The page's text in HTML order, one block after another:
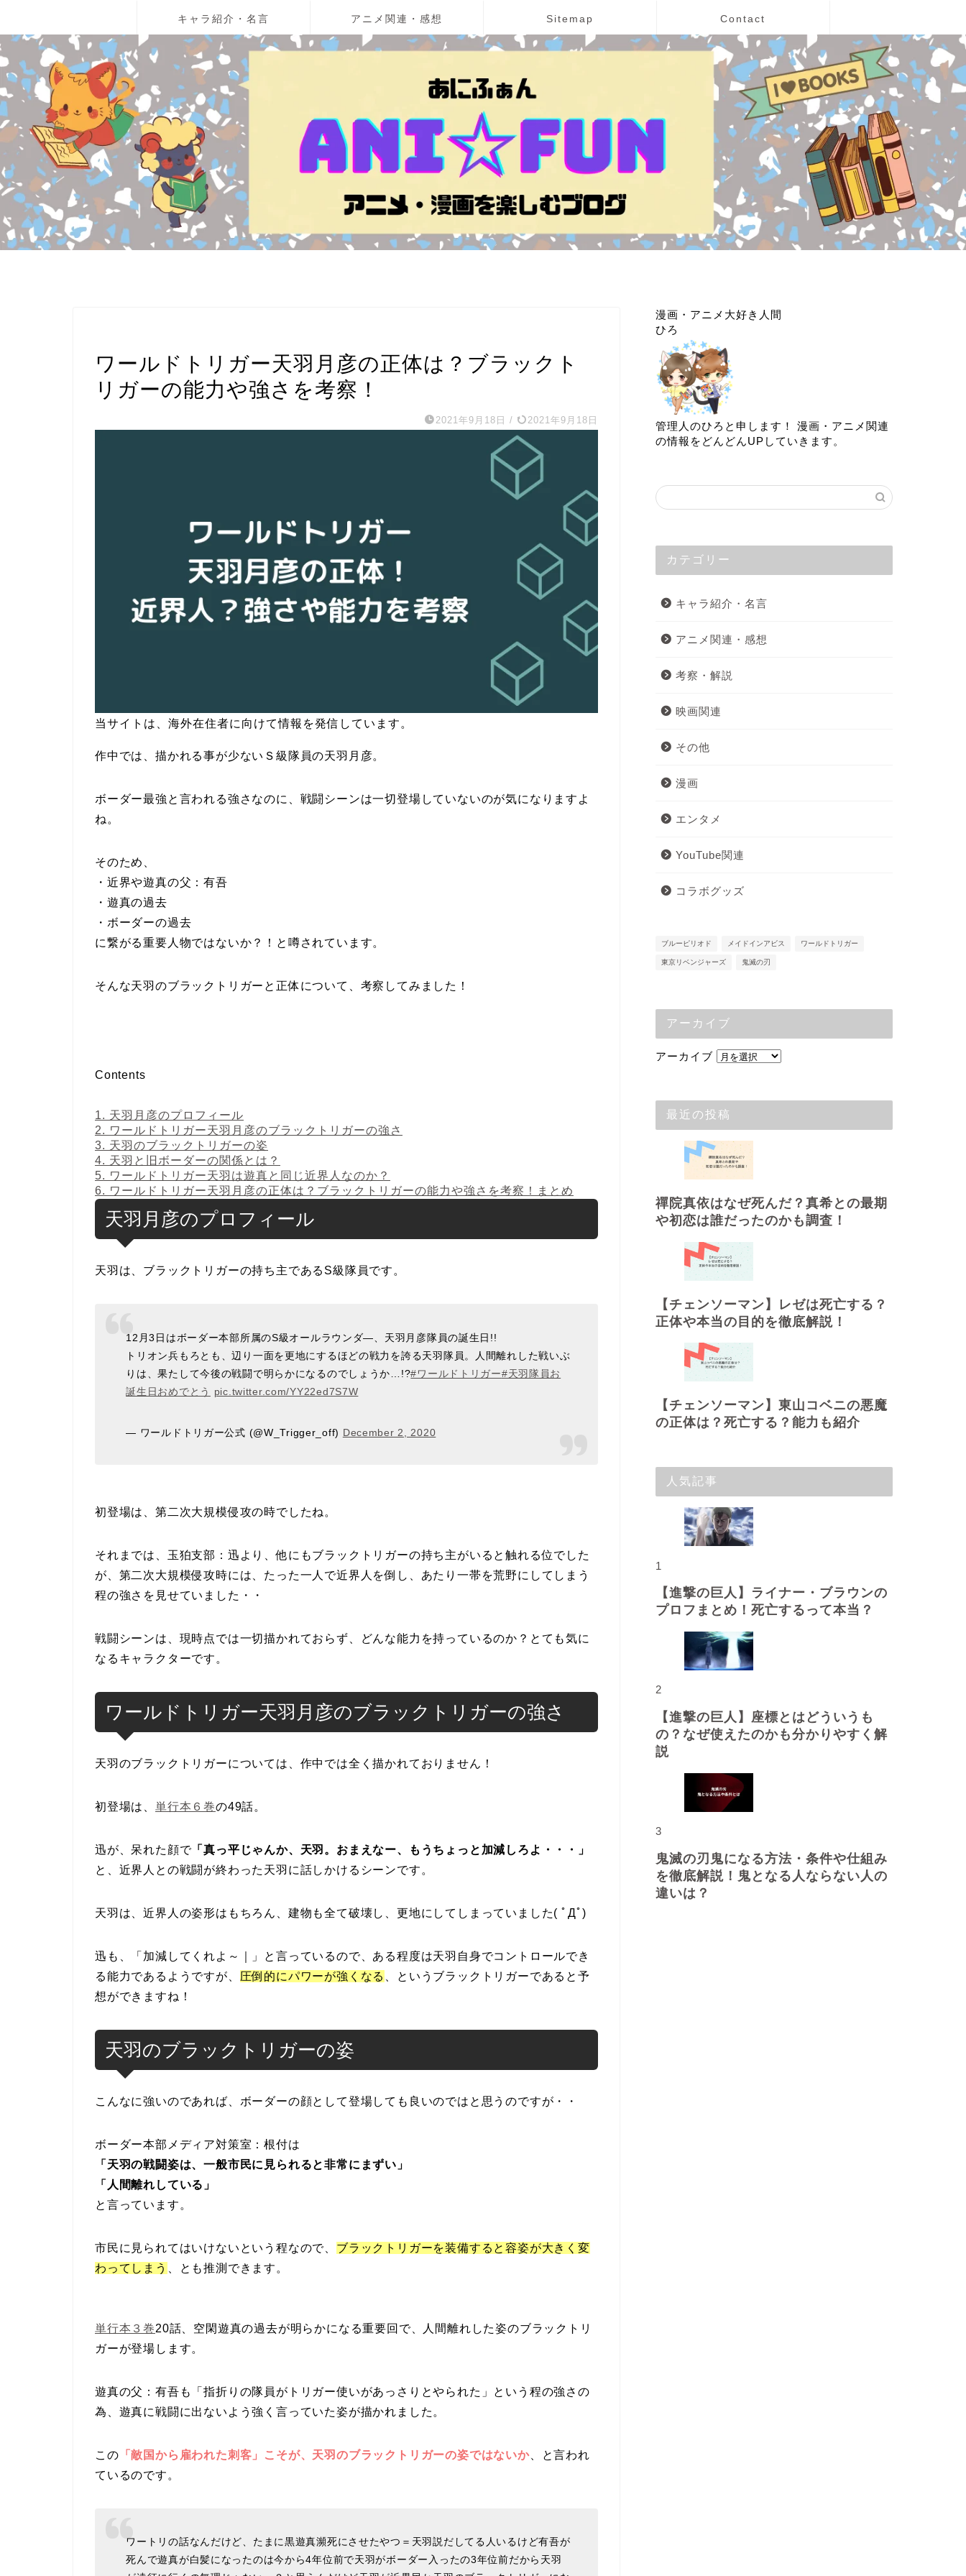
キャラ紹介・名言 アニメ関連・感想 Sitemap Contact
ワールドトリガー天羽月彦の正体は？ブラックト
リガーの能力や強さを考察！
2021年9月18日 / 2021年9月18日
当サイトは、海外在住者に向けて情報を発信しています。
作中では、描かれる事が少ないＳ級隊員の天羽月彦。
ボーダー最強と言われる強さなのに、戦闘シーンは一切登場していないのが気になりますよ
ね。
そのため、
・近界や遊真の父：有吾
・遊真の過去
・ボーダーの過去
に繋がる重要人物ではないか？！と噂されています。
そんな天羽のブラックトリガーと正体について、考察してみました！
Contents
1. 天羽月彦のプロフィール
2. ワールドトリガー天羽月彦のブラックトリガーの強さ
3. 天羽のブラックトリガーの姿
4. 天羽と旧ボーダーの関係とは？
5. ワールドトリガー天羽は遊真と同じ近界人なのか？
6. ワールドトリガー天羽月彦の正体は？ブラックトリガーの能力や強さを考察！まとめ
天羽月彦のプロフィール
天羽は、ブラックトリガーの持ち主であるS級隊員です。
12月3日はボーダー本部所属のS級オールラウンダ―、天羽月彦隊員の誕生日!!
トリオン兵もろとも、辺り一面を更地にするほどの戦力を誇る天羽隊員。人間離れした戦いぶ
りは、果たして今後の戦闘で明らかになるのでしょうか…!?#ワールドトリガー#天羽隊員お
誕生日おめでとう
pic.twitter.com/YY22ed7S7W
— ワールドトリガー公式 (@W_Trigger_off) December 2, 2020
初登場は、第二次大規模侵攻の時でしたね。
それまでは、玉狛支部：迅より、他にもブラックトリガーの持ち主がいると触れる位でした
が、第二次大規模侵攻時には、たった一人で近界人を倒し、あたり一帯を荒野にしてしまう
程の強さを見せていました・・
戦闘シーンは、現時点では一切描かれておらず、どんな能力を持っているのか？とても気に
なるキャラクターです。
ワールドトリガー天羽月彦のブラックトリガーの強さ
天羽のブラックトリガーについては、作中では全く描かれておりません！
初登場は、 単行本６巻の49話。
迅が、呆れた顔で「真っ平じゃんか、天羽。おまえなー、もうちょっと加減しろよ・・・」
と、近界人との戦闘が終わった天羽に話しかけるシーンです。
天羽は、近界人の姿形はもちろん、建物も全て破壊し、更地にしてしまっていました( ﾟДﾟ)
迅も、「加減してくれよ～｜」と言っているので、ある程度は天羽自身でコントロールでき
る能力であるようですが、 圧倒的にパワーが強くなる
、というブラックトリガーであると予
想ができますね！
天羽のブラックトリガーの姿
こんなに強いのであれば、ボーダーの顔として登場しても良いのではと思うのですが・・
ボーダー本部メディア対策室：根付は
「天羽の戦闘姿は、一般市民に見られると非常にまずい」
「人間離れしている」
と言っています。
市民に見られてはいけないという程なので、 ブラックトリガーを装備すると容姿が大きく変
わってしまう
、とも推測できます。
単行本３巻20話、空閑遊真の過去が明らかになる重要回で、人間離れした姿のブラックトリ
ガーが登場します。
遊真の父：有吾も「指折りの隊員がトリガー使いがあっさりとやられた」という程の強さの
為、遊真に戦闘に出ないよう強く言っていた姿が描かれました。
この 「敵国から雇われた刺客」こそが、天羽のブラックトリガーの姿ではないか、と言われ
ているのです。
ワートリの話なんだけど、たまに黒遊真瀕死にさせたやつ＝天羽説だしてる人いるけど有吾が
死んで遊真が白髪になったのは今から4年位前で天羽がボーダー入ったの3年位前だから天羽
漫画・アニメ大好き人間
ひろ
管理人のひろと申します！ 漫画・アニメ関連
の情報をどんどんUPしていきます。
カテゴリー
キャラ紹介・名言
アニメ関連・感想
考察・解説
映画関連
その他
漫画
エンタメ
YouTube関連
コラボグッズ
ブルーピリオド メイドインアビス ワールドトリガー
東京リベンジャーズ 鬼滅の刃
アーカイブ
アーカイブ
最近の投稿
禪院真依はなぜ死んだ？真希との最期
や初恋は誰だったのかも調査！
【チェンソーマン】レゼは死亡する？
正体や本当の目的を徹底解説！
【チェンソーマン】東山コベニの悪魔
の正体は？死亡する？能力も紹介
人気記事
1
【進撃の巨人】ライナー・ブラウンの
プロフまとめ！死亡するって本当？
2
【進撃の巨人】座標とはどういうも
の？なぜ使えたのかも分かりやすく解
説
3
鬼滅の刃鬼になる方法・条件や仕組み
を徹底解説！鬼となる人ならない人の
違いは？